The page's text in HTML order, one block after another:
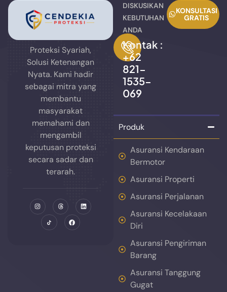
Proteksi Syariah,
Solusi Ketenangan
Nyata. Kami hadir
sebagai mitra yang
membantu
masyarakat
memahami dan
mengambil
keputusan proteksi
secara sadar dan
terarah.
DISKUSIKAN
KEBUTUHAN
ANDA
Kontak :
+62
821-
1535-
069
KONSULTASI
GRATIS
Produk
Asuransi Kendaraan
Bermotor
Asuransi Properti
Asuransi Perjalanan
Asuransi Kecelakaan
Diri
Asuransi Pengiriman
Barang
Asuransi Tanggung
Gugat